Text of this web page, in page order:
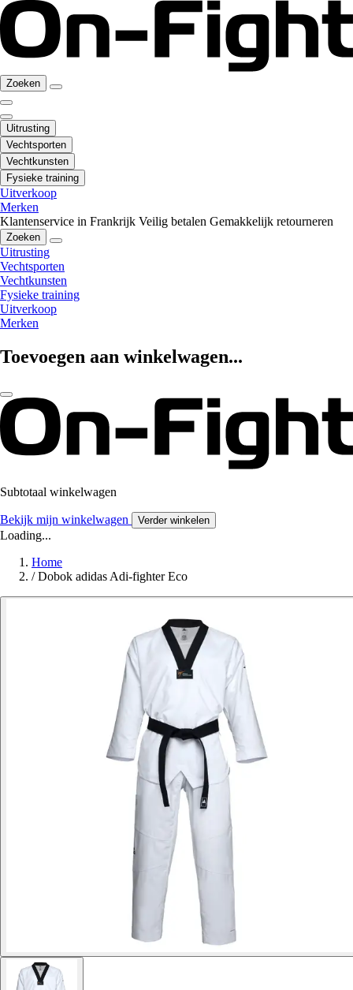
Zoeken
Uitrusting
Vechtsporten
Vechtkunsten
Fysieke training
Uitverkoop
Merken
Klantenservice in Frankrijk Veilig betalen Gemakkelijk retourneren
Zoeken
Uitrusting
Vechtsporten
Vechtkunsten
Fysieke training
Uitverkoop
Merken
Toevoegen aan winkelwagen...
Subtotaal winkelwagen
Bekijk mijn winkelwagen Verder winkelen
Loading...
Home
/ Dobok adidas Adi-fighter Eco